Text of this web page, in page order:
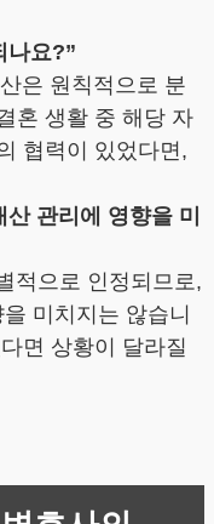
나요?”
은 원칙적으로 분
혼 생활 중 해당 자
협력이 있었다면,
관리에 영향을 미
적으로 인정되므로,
미치지는 않습니
면 상황이 달라질